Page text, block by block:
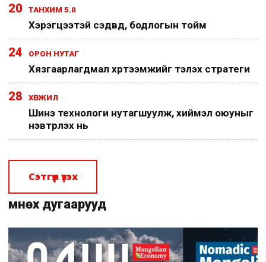
20 ТАНХИМ 5.0
Хэрэгцээтэй сэдвүүд, бодлогын тойм
24 ОРОН НУТАГ
Хязгаарлагдмал хүртээмжийг тэлэх стратеги
28 ХӨГЖИЛ
Шинэ технологи нутагшуулж, хиймэл оюуныг
нэвтрүүлэх нь
Сэтгүүл үзэх
Өмнөх дугаарууд